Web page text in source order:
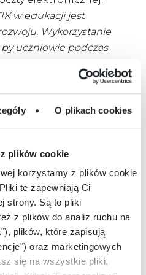
O plikach cookies
plików cookie
korzystamy z plików cookie:
te zapewniają Ci
strony. Są to pliki
z plików do analiz ruchu na
plików, które zapisują
oraz marketingowych
się na wszystkie pliki,
w edukacji jest
Wykorzystanie
uczniowie podczas
wiedzy.